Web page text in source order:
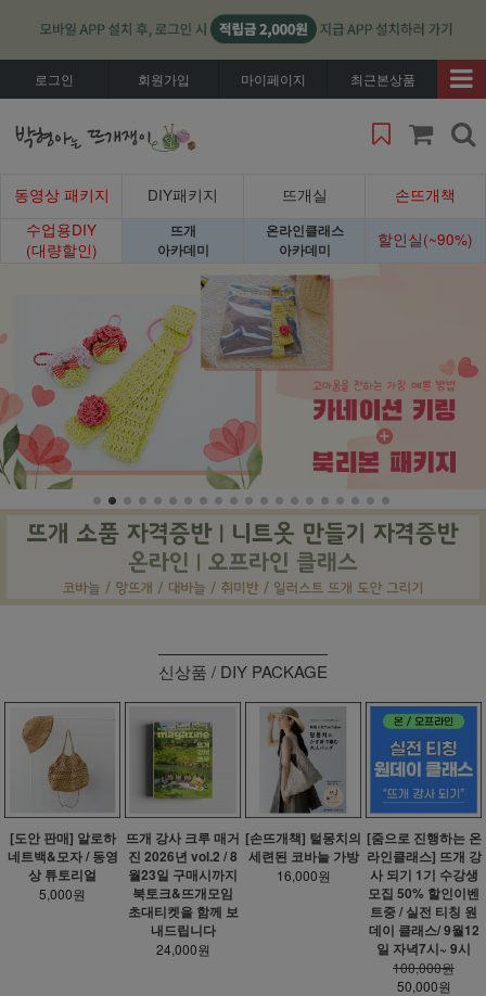
로그인 회원가입 마이페이지 최근본상품
동영상 패키지 DIY패키지 뜨개실
손뜨개책
수업용DIY
(대량할인)
뜨개
아카데미
온라인클래스
아카데미
할인실(~90%)
신상품 / DIY PACKAGE
[도안 판매] 알로하
네트백&모자 / 동영
상 튜토리얼
5,000원
뜨개 강사 크루 매거
진 2026년 vol.2 / 8
월23일 구매시까지
북토크&뜨개모임
초대티켓을 함께 보
내드립니다
24,000원
[손뜨개책] 털몽치의
세련된 코바늘 가방
16,000원
[줌으로 진행하는 온
라인클래스] 뜨개 강
사 되기 1기 수강생
모집 50% 할인이벤
트중 / 실전 티칭 원
데이 클래스/ 9월12
일 자녁7시~ 9시
100,000원
50,000원